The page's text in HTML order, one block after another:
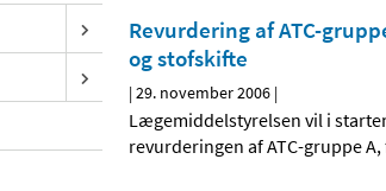
Revurdering af ATC-
og stofskifte
|29. november 2006 |
Lægemiddelstyrelsen vil i
revurderingen af ATC-gruppe